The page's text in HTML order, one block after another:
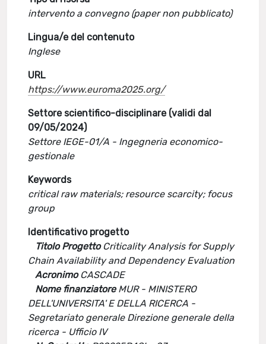
intervento a convegno (paper non pubblicato)
Lingua/e del contenuto
Inglese
URL
https://www.euroma2025.org/
Settore scientifico-disciplinare (validi dal
09/05/2024)
Settore IEGE-01/A - Ingegneria economico-
gestionale
Keywords
critical raw materials; resource scarcity; focus
group
Identificativo progetto
Titolo ProgettoCriticality Analysis for Supply
Chain Availability and Dependency Evaluation
AcronimoCASCADE
Nome finanziatoreMUR - MINISTERO
DELL'UNIVERSITA' E DELLA RICERCA -
Segretariato generale Direzione generale della
ricerca - Ufficio IV